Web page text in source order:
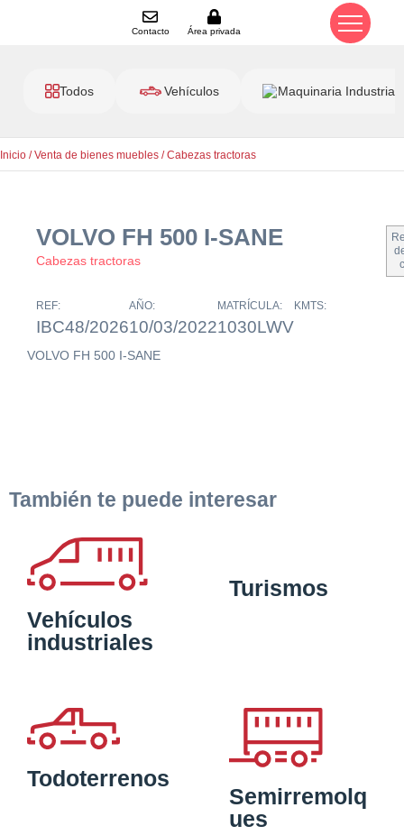
Contacto Área privada
Todos Vehículos Maquinaria Industrial
Inicio /Venta de bienes muebles /Cabezas tractoras
VOLVO FH 500 I-SANE
Cabezas tractoras
REF:
IBC48/2026
AÑO:
10/03/2022
MATRÍCULA:
1030LWV
KMTS:
VOLVO FH 500 I-SANE
También te puede interesar
Vehículos
industriales
Turismos
Todoterrenos
Semirremolq
ues